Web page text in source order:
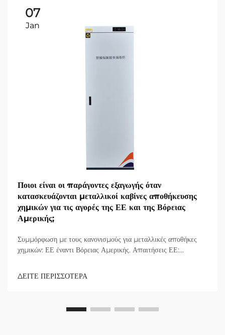
07
Jan
Ποιοι είναι οι παράγοντες εξαγωγής όταν
κατασκευάζονται μεταλλικοί καβίνες αποθήκευσης
χημικών για τις αγορές της ΕΕ και της Βόρειας
Αμερικής;
Συμμόρφωση με τους κανονισμούς για μεταλλικές αποθήκες
χημικών: ΕΕ έναντι Βόρειας Αμερικής. Απαιτήσεις ΕΕ:
που επιθυμούν να εξάγουν τα προϊόντα τους στην Ευρωπαϊκή
ΔΕΙΤΕ ΠΕΡΙΣΣΟΤΕΡΑ